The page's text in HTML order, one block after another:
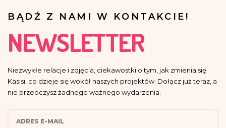
BĄDŹ Z NAMI W KONTAKCIE!
NEWSLETTER
Niezwykłe relacje i zdjęcia, ciekawostki o tym, jak zmienia się
Kasisi, co dzieje się wokół naszych projektów. Dołącz już teraz, a
nie przeoczysz żadnego ważnego wydarzenia.